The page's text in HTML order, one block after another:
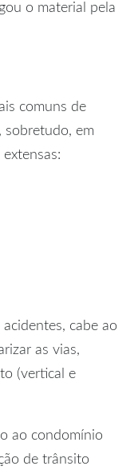
o material pela
comuns de
sobretudo, em
cabe ao
as vias,
(vertical e
ao condomínio
de trânsito